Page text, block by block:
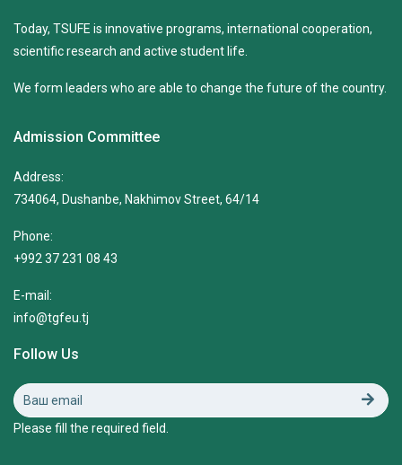
Today, TSUFE is innovative programs, international cooperation,
scientific research and active student life.
We form leaders who are able to change the future of the country.
Admission Committee
Address:
734064, Dushanbe, Nakhimov Street, 64/14
Phone:
+992 37 231 08 43
E-mail:
info@tgfeu.tj
Follow Us
Please fill the required field.